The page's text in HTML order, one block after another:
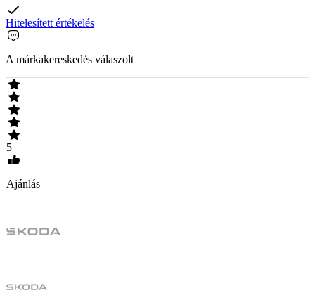
Hitelesített értékelés
A márkakereskedés válaszolt
5
Ajánlás